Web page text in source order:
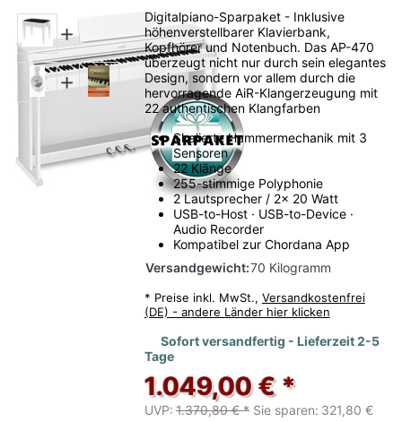
Digitalpiano-Sparpaket - Inklusive
höhenverstellbarer Klavierbank,
Kopfhörer und Notenbuch. Das AP-470
überzeugt nicht nur durch sein elegantes
Design, sondern vor allem durch die
hervorragende AiR-Klangerzeugung mit
22 authentischen Klangfarben
Skalierte Hammermechanik mit 3
Sensoren
22 Klänge
255-stimmige Polyphonie
2 Lautsprecher / 2x 20 Watt
USB-to-Host · USB-to-Device ·
Audio Recorder
Kompatibel zur Chordana App
Versandgewicht:70 Kilogramm
* Preise inkl. MwSt., Versandkostenfrei
(DE) - andere Länder hier klicken
Sofort versandfertig - Lieferzeit 2-5
Tage
1.049,00 € *
UVP: 1.370,80 € * Sie sparen: 321,80 €